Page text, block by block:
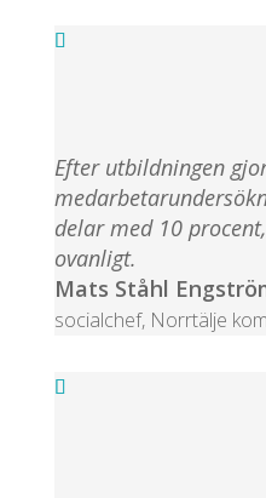
Efter utbildningen
delar med 10
ovanligt.
Mats Ståhl
socialchef, Norrtälje